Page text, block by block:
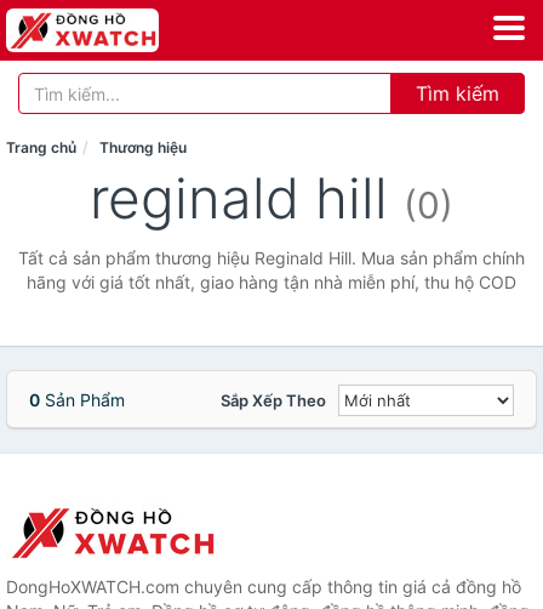
Tìm kiếm
Trang chủ Thương hiệu
reginald hill (0)
Tất cả sản phẩm thương hiệu Reginald Hill. Mua sản phẩm chính
hãng với giá tốt nhất, giao hàng tận nhà miễn phí, thu hộ COD
0 Sản Phẩm Sắp Xếp Theo
DongHoXWATCH.com chuyên cung cấp thông tin giá cả đồng hồ